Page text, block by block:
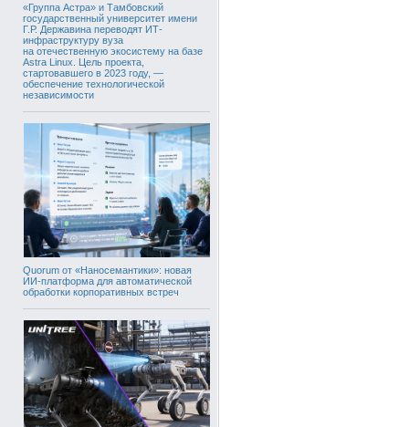
«Группа Астра» и Тамбовский
государственный университет имени
Г.Р. Державина переводят ИТ-
инфраструктуру вуза
на отечественную экосистему на базе
Astra Linux. Цель проекта,
стартовавшего в 2023 году, —
обеспечение технологической
независимости
Quorum от «Наносемантики»: новая
ИИ-платформа для автоматической
обработки корпоративных встреч